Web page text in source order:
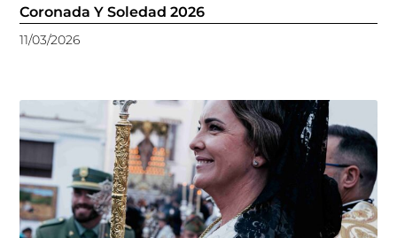
Coronada Y Soledad 2026
11/03/2026